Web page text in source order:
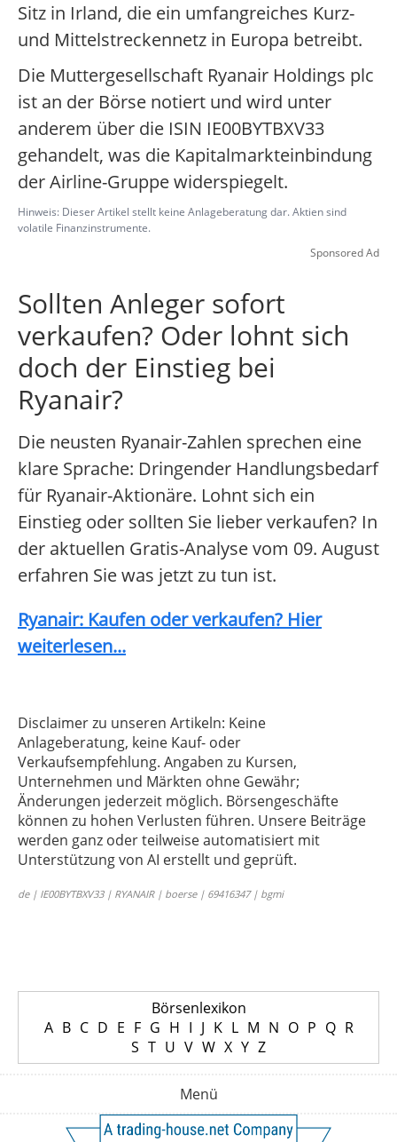
Sitz in Irland, die ein umfangreiches Kurz-
und Mittelstreckennetz in Europa betreibt.
Die Muttergesellschaft Ryanair Holdings plc
ist an der Börse notiert und wird unter
anderem über die ISIN IE00BYTBXV33
gehandelt, was die Kapitalmarkteinbindung
der Airline-Gruppe widerspiegelt.
Hinweis: Dieser Artikel stellt keine Anlageberatung dar. Aktien sind
volatile Finanzinstrumente.
Sponsored Ad
Sollten Anleger sofort
verkaufen? Oder lohnt sich
doch der Einstieg bei
Ryanair?
Die neusten Ryanair-Zahlen sprechen eine
klare Sprache: Dringender Handlungsbedarf
für Ryanair-Aktionäre. Lohnt sich ein
Einstieg oder sollten Sie lieber verkaufen? In
der aktuellen Gratis-Analyse vom 09. August
erfahren Sie was jetzt zu tun ist.
Ryanair: Kaufen oder verkaufen? Hier
weiterlesen...
Disclaimer zu unseren Artikeln: Keine
Anlageberatung, keine Kauf- oder
Verkaufsempfehlung. Angaben zu Kursen,
Unternehmen und Märkten ohne Gewähr;
Änderungen jederzeit möglich. Börsengeschäfte
können zu hohen Verlusten führen. Unsere Beiträge
werden ganz oder teilweise automatisiert mit
Unterstützung von AI erstellt und geprüft.
de | IE00BYTBXV33 | RYANAIR | boerse | 69416347 | bgmi
Börsenlexikon
A B C D E F G H I J K L M N O P Q R
S T U V W X Y Z
Menü